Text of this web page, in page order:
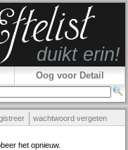
Oog voor Detail
wachtwoord vergeten
het opnieuw.